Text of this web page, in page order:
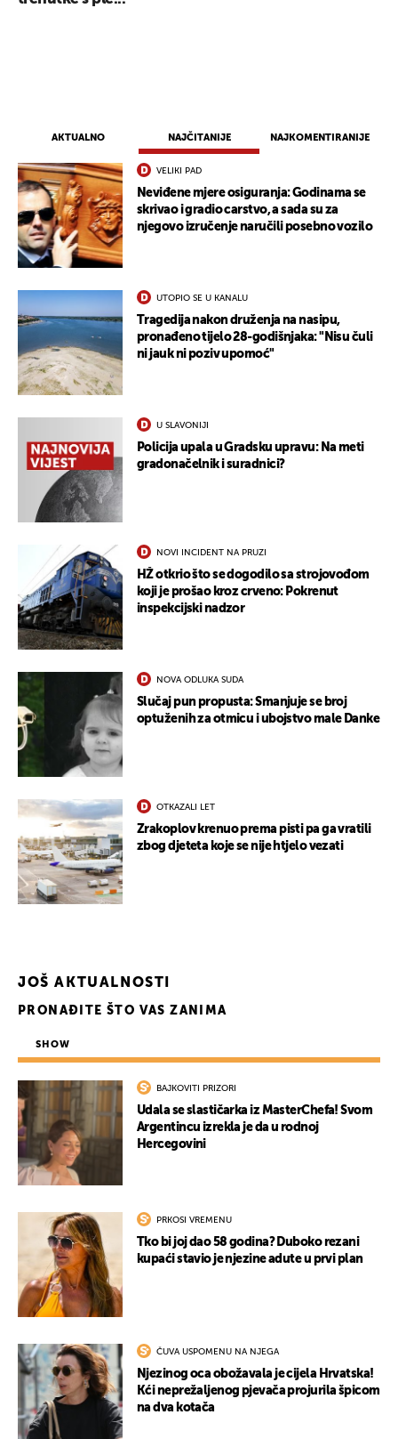
AKTUALNO NAJČITANIJE NAJKOMENTIRANIJE
VELIKI PAD
Neviđene mjere osiguranja: Godinama se
skrivao i gradio carstvo, a sada su za
njegovo izručenje naručili posebno vozilo
UTOPIO SE U KANALU
Tragedija nakon druženja na nasipu,
pronađeno tijelo 28-godišnjaka: "Nisu čuli
ni jauk ni poziv upomoć"
U SLAVONIJI
Policija upala u Gradsku upravu: Na meti
gradonačelnik i suradnici?
NOVI INCIDENT NA PRUZI
HŽ otkrio što se dogodilo sa strojovođom
koji je prošao kroz crveno: Pokrenut
inspekcijski nadzor
NOVA ODLUKA SUDA
Slučaj pun propusta: Smanjuje se broj
optuženih za otmicu i ubojstvo male Danke
OTKAZALI LET
Zrakoplov krenuo prema pisti pa ga vratili
zbog djeteta koje se nije htjelo vezati
JOŠ AKTUALNOSTI
PRONAĐITE ŠTO VAS ZANIMA
SHOW
BAJKOVITI PRIZORI
Udala se slastičarka iz MasterChefa! Svom
Argentincu izrekla je da u rodnoj
Hercegovini
PRKOSI VREMENU
Tko bi joj dao 58 godina? Duboko rezani
kupaći stavio je njezine adute u prvi plan
ČUVA USPOMENU NA NJEGA
Njezinog oca obožavala je cijela Hrvatska!
Kći neprežaljenog pjevača projurila špicom
na dva kotača